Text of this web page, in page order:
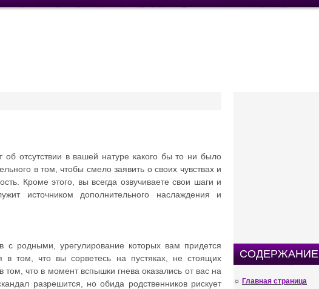
об отсутствии в вашей натуре какого бы то ни было
в том, чтобы смело заявить о своих чувствах и
Кроме этого, вы всегда озвучиваете свои шаги и
источником дополнительного наслаждения и
с родными, урегулирование которых вам придется
в том, что вы сорветесь на пустяках, не стоящих
что в момент вспышки гнева оказались от вас на
разрешится, но обида родственников рискует
СОДЕРЖАНИЕ
☼ Главная страница